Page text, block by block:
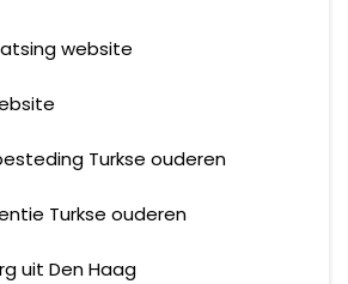
website
Turkse ouderen
Turkse ouderen
uit Den Haag